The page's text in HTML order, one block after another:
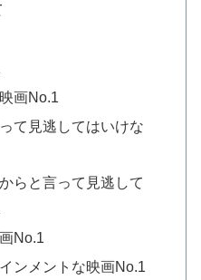
画No.1
て見逃してはいけな
らと言って見逃して
No.1
ンメントな映画No.1